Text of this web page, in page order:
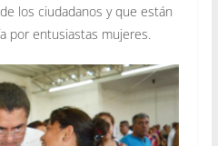
los ciudadanos y que están
por entusiastas mujeres.